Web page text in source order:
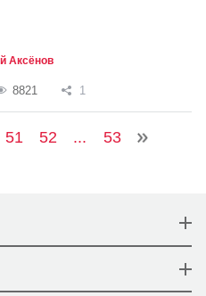
Аксёнов
8821 1
51 52 ... 53